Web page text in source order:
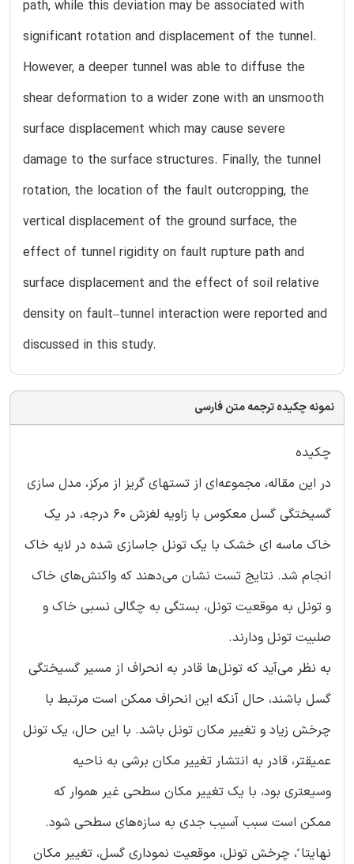
path, while this deviation may be associated with
significant rotation and displacement of the tunnel.
However, a deeper tunnel was able to diffuse the
shear deformation to a wider zone with an unsmooth
surface displacement which may cause severe
damage to the surface structures. Finally, the tunnel
rotation, the location of the fault outcropping, the
vertical displacement of the ground surface, the
effect of tunnel rigidity on fault rupture path and
surface displacement and the effect of soil relative
density on fault–tunnel interaction were reported and
discussed in this study.
نمونه چکیده ترجمه متن فارسی
چکیده
در این مقاله، مجموعه‌ای از تستهای گریز از مرکز، مدل سازی
گسیختگی گسل معکوس با زاویه لغزش 60 درجه، در یک
خاک ماسه ای خشک با یک تونل جاسازی شده در لایه خاک
انجام شد. نتایج تست نشان می‌دهند که واکنش‌های خاک
و تونل به موقعیت تونل، بستگی به چگالی نسبی خاک و
صلبیت تونل ودارند.
به نظر می‌آید که تونل‌ها قادر به انحراف از مسیر گسیختگی
گسل باشند، حال آنکه این انحراف ممکن است مرتبط با
چرخش زیاد و تغییر مکان تونل باشد. با این حال، یک تونل
عمیقتر، قادر به انتشار تغییر مکان برشی به ناحیه
وسیعتری بود، با یک تغییر مکان سطحی غیر هموار که
ممکن است سبب آسیب جدی به سازه‌های سطحی شود.
نهایتا ً، چرخش تونل، موقعیت نموداری گسل، تغییر مکان